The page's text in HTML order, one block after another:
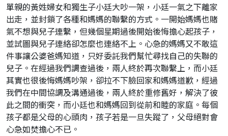
單親的黃姓婦女和獨生子小廷大吵一架，小廷一氣之下離家
出走，並封鎖了各種和媽媽的聯繫的方式。一開始媽媽也賭
氣不想與兒子連繫，但幾個星期過後開始後悔擔心起孩子，
並試圖與兒子連絡卻怎麼也連絡不上。心急的媽媽又不敢這
件事讓公婆爸媽知道，只好委託我們幫忙尋找自己的失聯的
兒子。在經過我們調查過後，兩人終於再次聯繫上，而小廷
其實也很後悔媽媽吵架，卻拉不下臉回家和媽媽道歉，經過
我們在中間協調及溝通過後，兩人終於重修舊好，解決了彼
此之間的衝突，而小廷也和媽媽回到從前和睦的家庭。每個
孩子都是父母的心頭肉，孩子若是一旦失蹤了，父母絕對會
心急如焚擔心不已。